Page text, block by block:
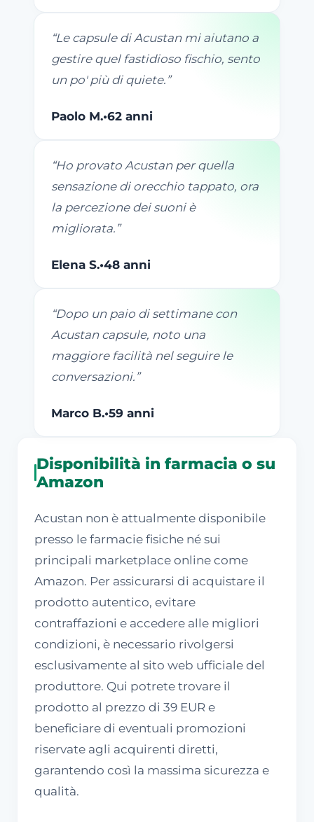
“Le capsule di Acustan mi aiutano a
gestire quel fastidioso fischio, sento
un po' più di quiete. ”
Paolo M.•62 anni
“Ho provato Acustan per quella
sensazione di orecchio tappato, ora
la percezione dei suoni è
migliorata. ”
Elena S.•48 anni
“Dopo un paio di settimane con
Acustan capsule, noto una
maggiore facilità nel seguire le
conversazioni. ”
Marco B.•59 anni
Disponibilità in farmacia o su
Amazon
Acustan non è attualmente disponibile
presso le farmacie fisiche né sui
principali marketplace online come
Amazon. Per assicurarsi di acquistare il
prodotto autentico, evitare
contraffazioni e accedere alle migliori
condizioni, è necessario rivolgersi
esclusivamente al sito web ufficiale del
produttore. Qui potrete trovare il
prodotto al prezzo di 39 EUR e
beneficiare di eventuali promozioni
riservate agli acquirenti diretti,
garantendo così la massima sicurezza e
qualità.